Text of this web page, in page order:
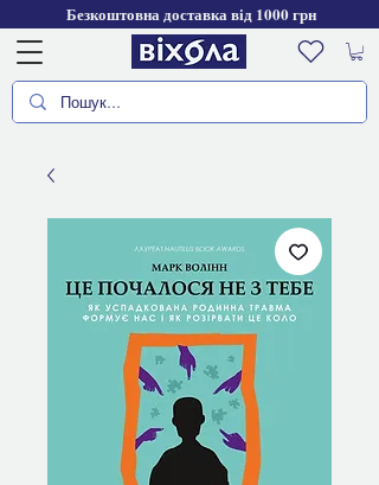
Безкоштовна доставка від 1000 грн